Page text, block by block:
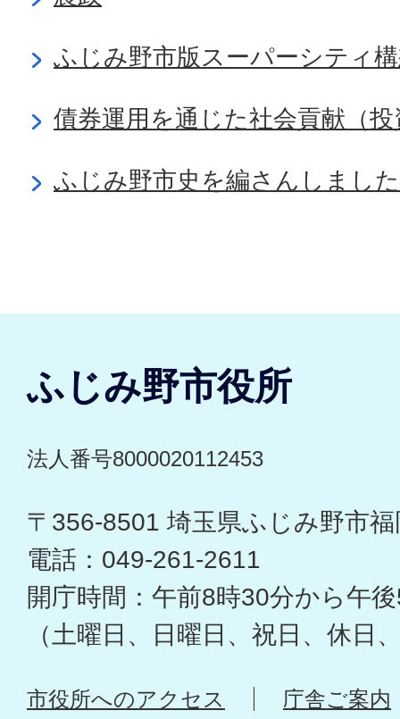
ふじみ野市版スーパーシティ
債券運用を通じた社会貢献（
ふじみ野市史を編さんしました
ふじみ野市役所
法人番号8000020112453
〒356-8501 埼玉県ふじみ野市
電話：049-261-2611
開庁時間：午前8時30分から午
（土曜日、日曜日、祝日、休日
市役所へのアクセス
庁舎ご案内